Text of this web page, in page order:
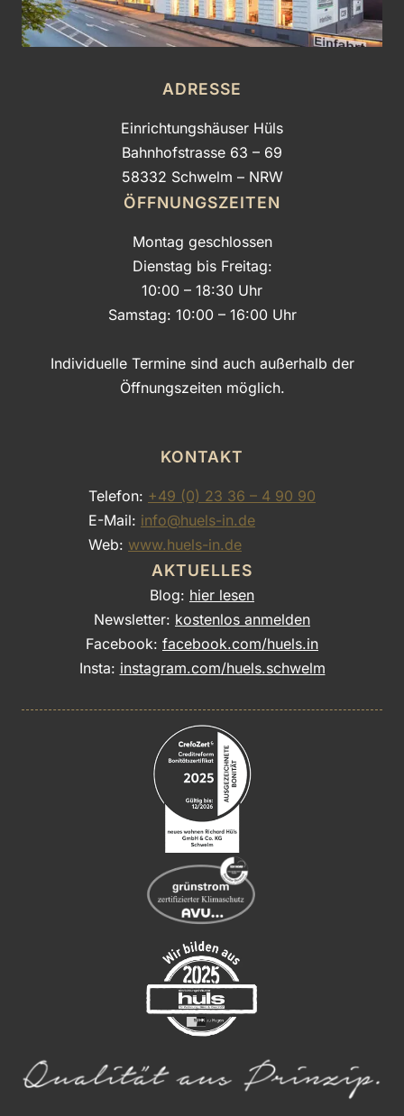
ADRESSE
Einrichtungshäuser Hüls
Bahnhofstrasse 63 – 69
58332 Schwelm – NRW
ÖFFNUNGSZEITEN
Montag geschlossen
Dienstag bis Freitag:
10:00 – 18:30 Uhr
Samstag: 10:00 – 16:00 Uhr
Individuelle Termine sind auch außerhalb der
Öffnungszeiten möglich.
KONTAKT
Telefon: +49 (0) 23 36 – 4 90 90
E-Mail: info@huels-in.de
Web: www.huels-in.de
AKTUELLES
Blog: hier lesen
Newsletter: kostenlos anmelden
Facebook: facebook.com/huels.in
Insta: instagram.com/huels.schwelm